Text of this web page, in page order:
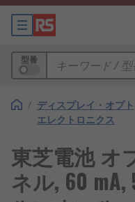
型番
/ ディスプレイ・オプト
エレクトロニクス
東芝電池 オ
ネル, 60 mA,